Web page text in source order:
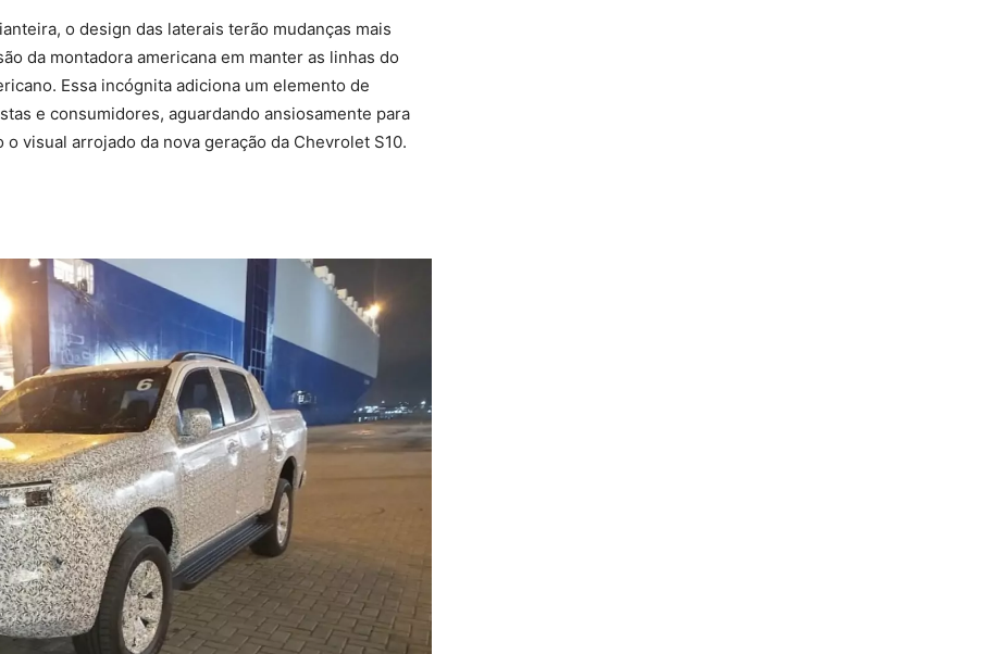
o design das laterais terão mudanças mais
da montadora americana em manter as linhas do
Essa incógnita adiciona um elemento de
e consumidores, aguardando ansiosamente para
visual arrojado da nova geração da Chevrolet S10.